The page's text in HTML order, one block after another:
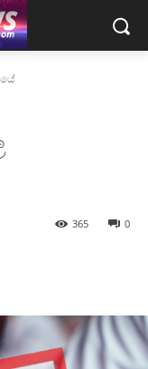
0
365